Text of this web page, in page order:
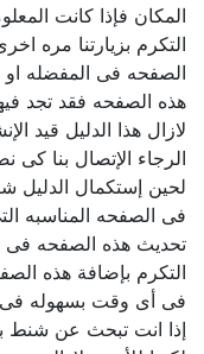
المكان فإذا كانت
التكرم بزيارتنا مره
الصفحه فى المفضله او
هذه الصفحه فقد تجد
لازال هذا الدليل قيد
الرجاء الإتصال بنا كى
لحين إستكمال الدليل
فى الصفحه المناسبه
تحديث هذه الصفحه فى
التكرم بإضافة هذه
فى أى وقت بسهوله فى
إذا انت تبحث عن شنط